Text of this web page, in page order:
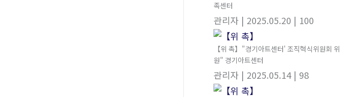
족센터
관리자 | 2025.05.20 | 100
【위 촉】"경기아트센터' 조직혁식위원회 위
원" 경기아트센터
관리자 | 2025.05.14 | 98